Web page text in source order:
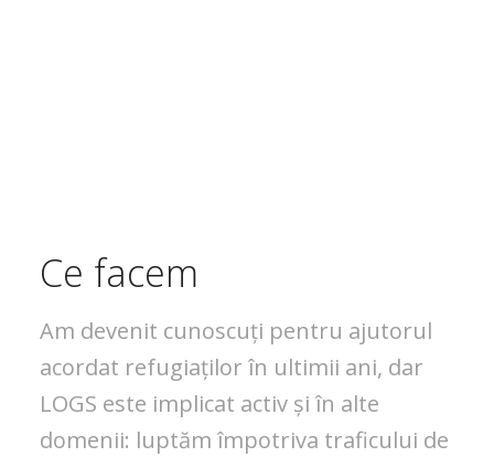
Ce facem
Am devenit cunoscuți pentru ajutorul
acordat refugiaților în ultimii ani, dar
LOGS este implicat activ și în alte
domenii: luptăm împotriva traficului de